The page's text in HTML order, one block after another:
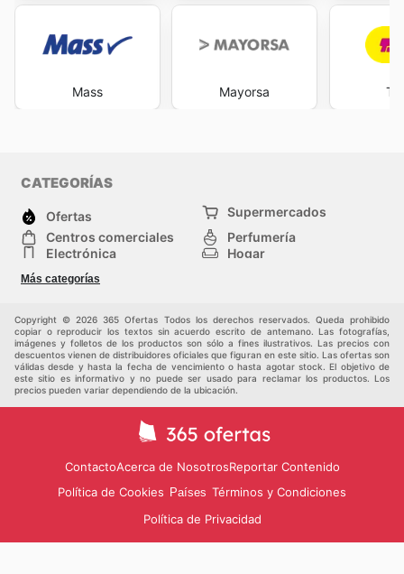
Mass Mayorsa
CATEGORÍAS
Ofertas
Supermercados
Centros comerciales
Perfumería
Electrónica
Hogar
Herramientas y jardinería
Moda
Más categorías
Copyright © 2026 365 Ofertas Todos los derechos reservados. Queda prohibido
copiar o reproducir los textos sin acuerdo escrito de antemano. Las fotografías,
imágenes y folletos de los productos son sólo a fines ilustrativos. Las precios con
descuentos vienen de distribuidores oficiales que figuran en este sitio. Las ofertas son
válidas desde y hasta la fecha de vencimiento o hasta agotar stock. El objetivo de
este sitio es informativo y no puede ser usado para reclamar los productos. Los
precios pueden variar dependiendo de la ubicación.
ContactoAcerca de NosotrosReportar Contenido
Política de Cookies Países Términos y Condiciones
Política de Privacidad